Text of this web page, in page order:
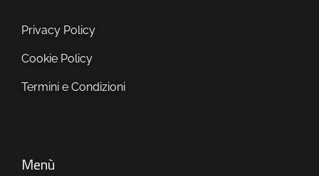
Privacy Policy
Cookie Policy
Termini e Condizioni
Menù